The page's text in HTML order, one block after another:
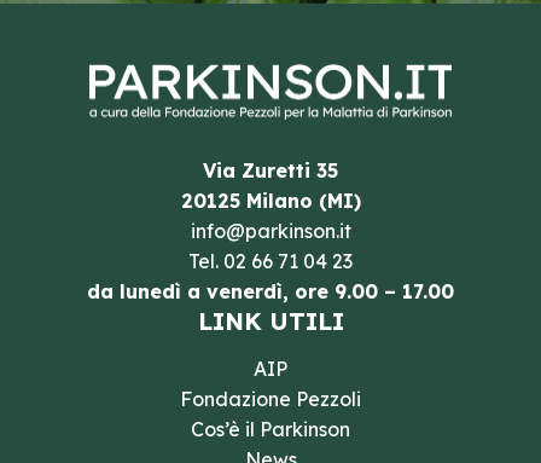
Via Zuretti 35
20125 Milano (MI)
info@parkinson.it
Tel. 02 66 71 04 23
da lunedì a venerdì, ore 9.00 – 17.00
LINK UTILI
AIP
Fondazione Pezzoli
Cos’è il Parkinson